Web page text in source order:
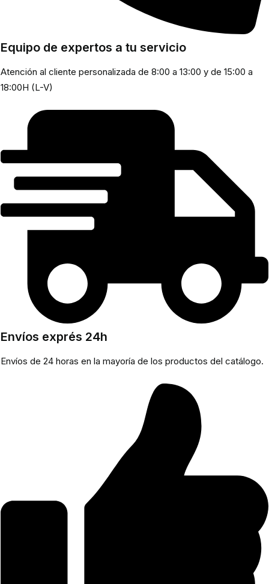
Equipo de expertos a tu servicio
Atención al cliente personalizada de 8:00 a 13:00 y de 15:00 a
18:00H (L-V)
Envíos exprés 24h
Envíos de 24 horas en la mayoría de los productos del catálogo.